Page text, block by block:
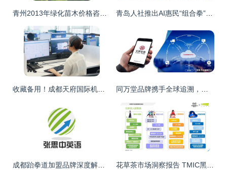
青州2013年绿化苗木价格咨询与订购指南 聚焦万美花卉苗木基地 青岛人社推出AI惠民“组合拳” 智能服务引领政务新体验
收藏备用！成都天府国际机场官方客服电话全面上线，一站式获取出行信息 同万堂品牌携手全球追溯，开启全系列产品溯源防伪新纪元
成都跆拳道加盟品牌深度解析 如何选择与投资概览 花草茶市场洞察报告 TMIC黑马工厂与艾瑞咨询视角下的品类机遇与挑战